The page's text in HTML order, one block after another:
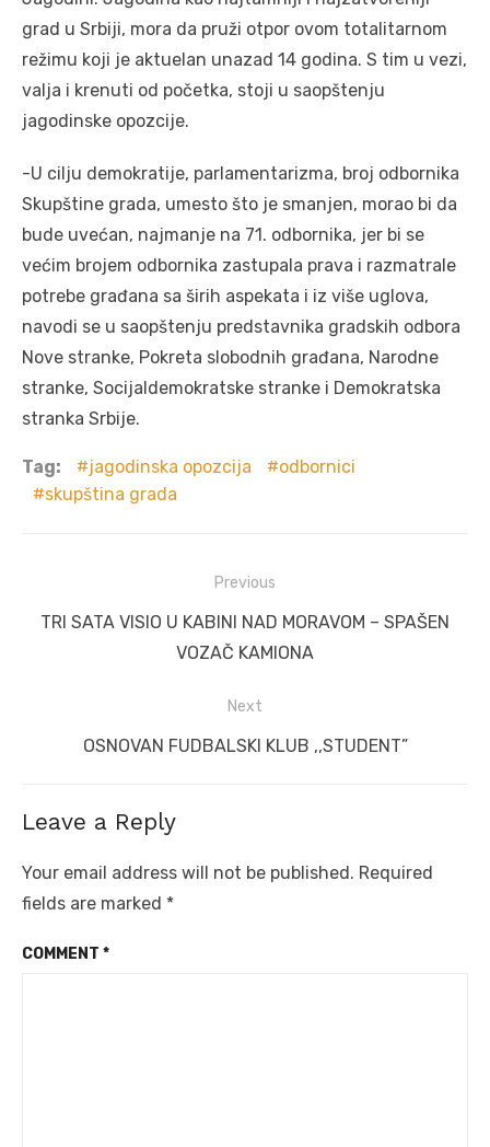
grad u Srbiji, mora da pruži otpor ovom totalitarnom
režimu koji je aktuelan unazad 14 godina. S tim u vezi,
valja i krenuti od početka, stoji u saopštenju
jagodinske opozcije.
-U cilju demokratije, parlamentarizma, broj odbornika
Skupštine grada, umesto što je smanjen, morao bi da
bude uvećan, najmanje na 71. odbornika, jer bi se
većim brojem odbornika zastupala prava i razmatrale
potrebe građana sa širih aspekata i iz više uglova,
navodi se u saopštenju predstavnika gradskih odbora
Nove stranke, Pokreta slobodnih građana, Narodne
stranke, Socijaldemokratske stranke i Demokratska
stranka Srbije.
Tag: jagodinska opozcija
odbornici
skupština grada
navigation
Previous
Previous
TRI SATA VISIO U KABINI NAD MORAVOM – SPAŠEN
VOZAČ KAMIONA
Next
Next
OSNOVAN FUDBALSKI KLUB ,,STUDENT”
Leave a Reply
Your email address will not be published. Required
fields are marked *
COMMENT *